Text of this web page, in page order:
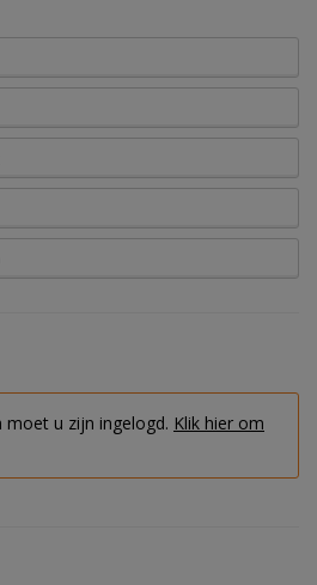
moet u zijn ingelogd. Klik hier om